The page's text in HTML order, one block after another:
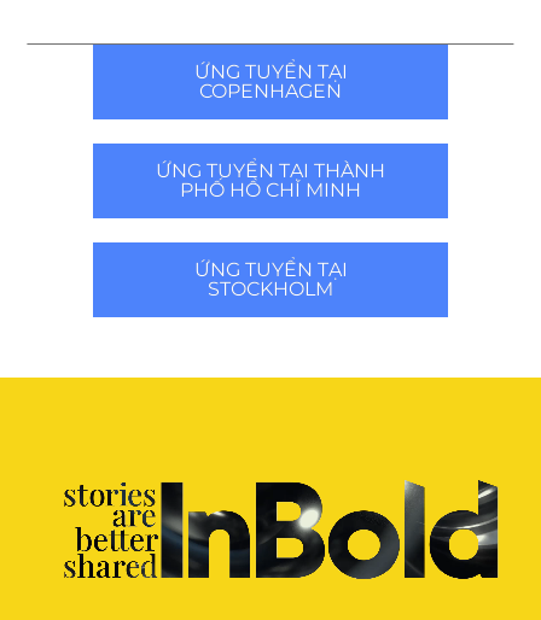
ỨNG TUYỂN TẠI
COPENHAGEN
ỨNG TUYỂN TẠI THÀNH
PHỐ HỒ CHÍ MINH
ỨNG TUYỂN TẠI
STOCKHOLM